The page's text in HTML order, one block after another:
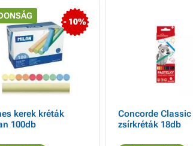
- 10%
kerek kréták
100db
Concorde Classic
zsírkréták 18db